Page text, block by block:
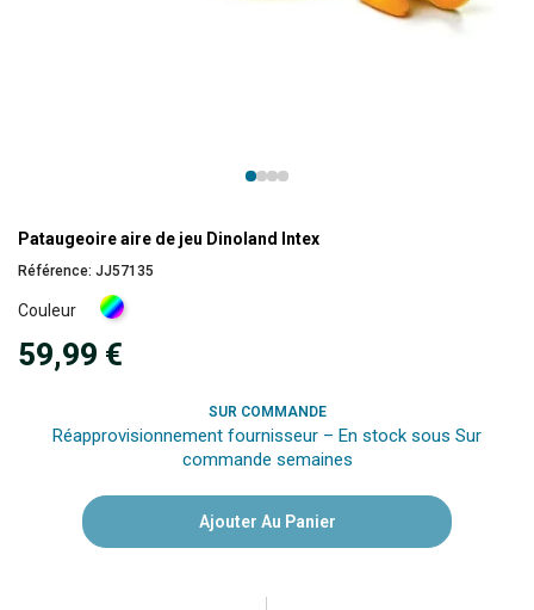
Pataugeoire aire de jeu Dinoland Intex
Référence: JJ57135
Couleur
Multicolore
59,99 €
SUR COMMANDE
Réapprovisionnement fournisseur – En stock sous Sur
commande semaines
Ajouter Au Panier